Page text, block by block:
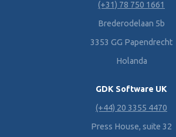
(+31) 78 750 1661
Brederodelaan 5b
3353 GG Papendrecht
Holanda
GDK Software UK
(+44) 20 3355 4470
Press House, suite 32